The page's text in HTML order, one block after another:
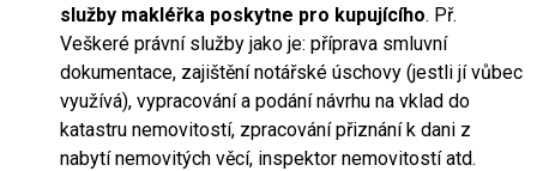
služby makléřka poskytne pro kupujícího. Př.
Veškeré právní služby jako je: příprava smluvní
dokumentace, zajištění notářské úschovy (jestli jí vůbec
využívá), vypracování a podání návrhu na vklad do
katastru nemovitostí, zpracování přiznání k dani z
nabytí nemovitých věcí, inspektor nemovitostí atd.